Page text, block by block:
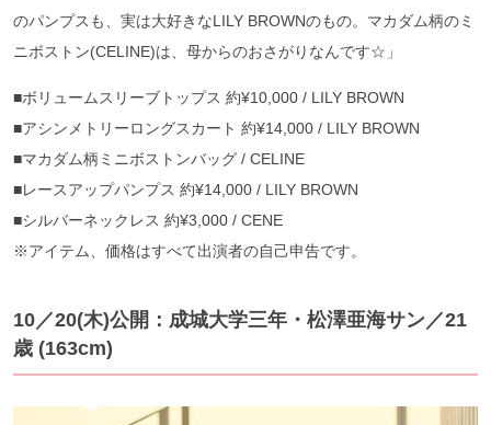
のパンプスも、実は大好きなLILY BROWNのもの。マカダム柄のミ
ニボストン(CELINE)は、母からのおさがりなんです☆」
■ボリュームスリーブトップス 約¥10,000 / LILY BROWN
■アシンメトリーロングスカート 約¥14,000 / LILY BROWN
■マカダム柄ミニボストンバッグ / CELINE
■レースアップパンプス 約¥14,000 / LILY BROWN
■シルバーネックレス 約¥3,000 / CENE
※アイテム、価格はすべて出演者の自己申告です。
10／20(木)公開：成城大学三年・松澤亜海サン／21
歳 (163cm)